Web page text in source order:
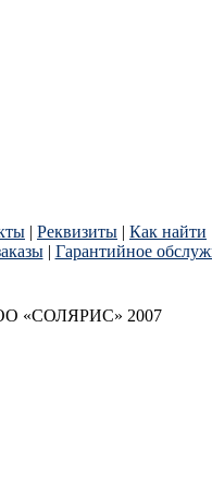
| Реквизиты | Как найти
| Гарантийное
«СОЛЯРИС» 2007